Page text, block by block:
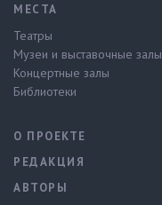
МЕСТА
Театры
Музеи и выставочные залы
Концертные залы
Библиотеки
О ПРОЕКТЕ
РЕДАКЦИЯ
АВТОРЫ